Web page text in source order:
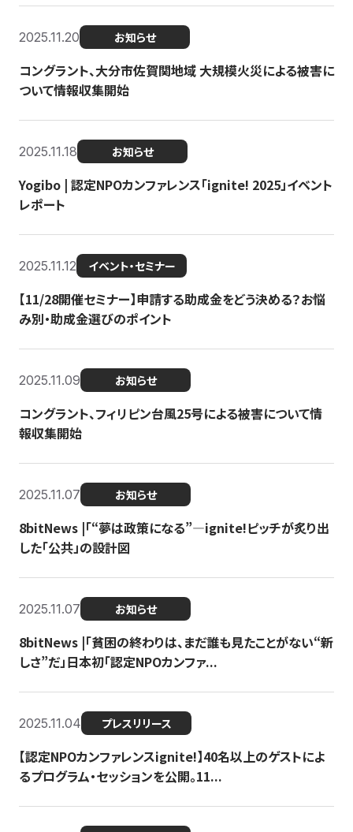
2025.11.20 お知らせ
コングラント、大分市佐賀関地域 大規模火災による被害に
ついて情報収集開始
2025.11.18 お知らせ
Yogibo | 認定NPOカンファレンス「ignite! 2025」イベント
レポート
2025.11.12 イベント・セミナー
【11/28開催セミナー】申請する助成金をどう決める？お悩
み別・助成金選びのポイント
2025.11.09 お知らせ
コングラント、フィリピン台風25号による被害について情
報収集開始
2025.11.07 お知らせ
8bitNews |「“夢は政策になる”—ignite!ピッチが炙り出
した「公共」の設計図
2025.11.07 お知らせ
8bitNews |「貧困の終わりは、まだ誰も見たことがない“新
しさ”だ」日本初「認定NPOカンファ...
2025.11.04 プレスリリース
【認定NPOカンファレンスignite!】40名以上のゲストによ
るプログラム・セッションを公開。11...